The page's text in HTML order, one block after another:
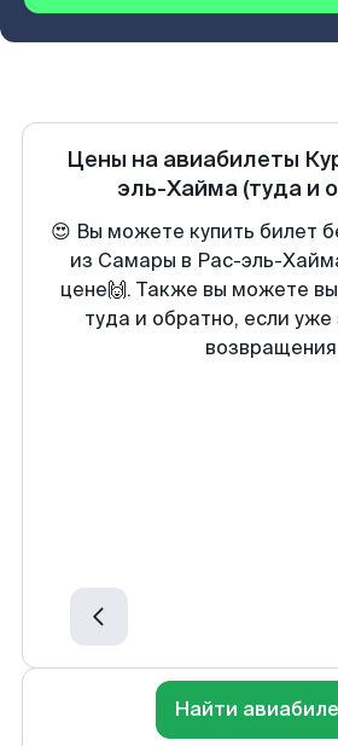
Цены на авиабилеты
эль-Хайма (туда и
😍 Вы можете купить билет
из Самары в Рас-эль-
цене🙌. Также вы можете
туда и обратно, если уже
возвращения
Найти